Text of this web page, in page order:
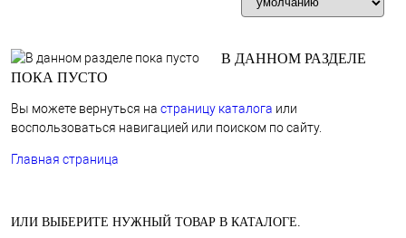
В ДАННОМ РАЗДЕЛЕ
ПОКА ПУСТО
Вы можете вернуться на страницу каталога или
воспользоваться навигацией или поиском по сайту.
Главная страница
ИЛИ ВЫБЕРИТЕ НУЖНЫЙ ТОВАР В КАТАЛОГЕ.